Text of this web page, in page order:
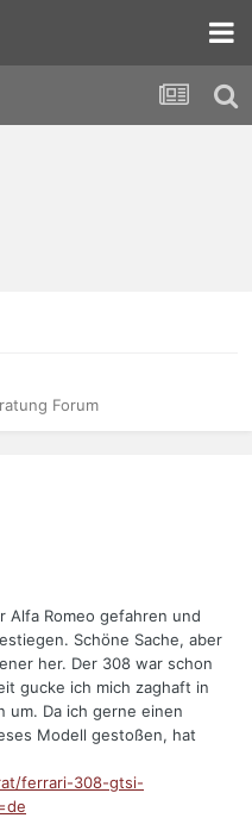
Forum
Alfa Romeo gefahren und
Schöne Sache, aber
her. Der 308 war schon
gucke ich mich zaghaft in
um. Da ich gerne einen
Modell gestoßen, hat
ferrari-308-gtsi-